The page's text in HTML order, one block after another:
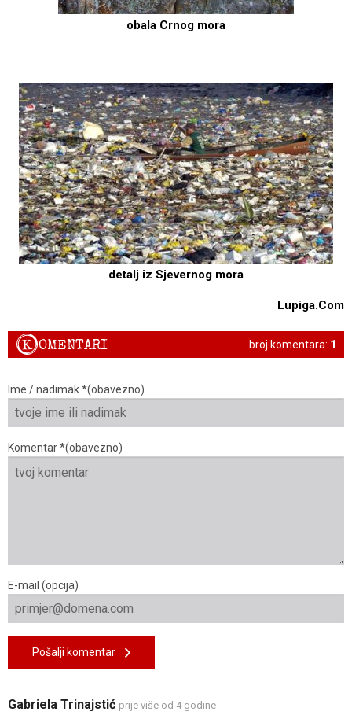
obala Crnog mora
detalj iz Sjevernog mora
Lupiga.Com
broj komentara: 1
KOMENTARI
Ime / nadimak *(obavezno)
Komentar *(obavezno)
E-mail (opcija)
Pošalji komentar
Gabriela Trinajstić prije više od 4 godine